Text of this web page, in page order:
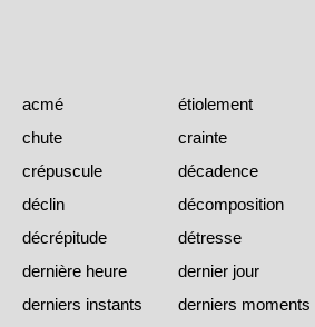
acmé
étiolement
chute
crainte
crépuscule
décadence
déclin
décomposition
décrépitude
détresse
dernière heure
dernier jour
derniers instants
derniers moments